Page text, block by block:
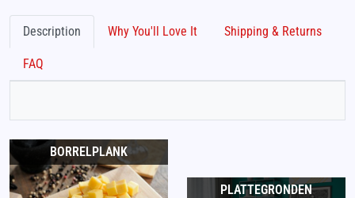
Description Why You'll Love It Shipping & Returns
FAQ
BORRELPLANK
PLATTEGRONDEN